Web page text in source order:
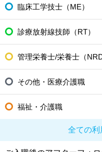
臨床工学技士（ME）
診療放射線技師（RT）
管理栄養士/栄養士（NRD
その他・医療介護職
福祉・介護職
全ての利